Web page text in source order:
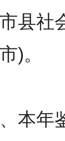
县社
)。
本年